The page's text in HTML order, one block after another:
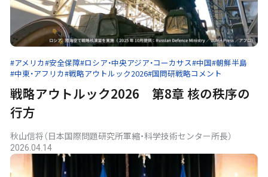
#アメリカ#安全保障#ロシア・中央アジア・コーカサス#中国#朝鮮半島
#中東・アフリカ#戦略アウトルック2026#国問研戦略コメント
戦略アウトルック2026 第8章 核の秩序の
行方
秋山信将（日本国際問題研究所軍縮・科学技術センター所長）
2026.04.14